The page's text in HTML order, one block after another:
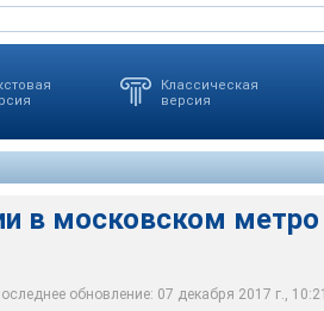
Классическая
версия
в московском метро
обновление: 07 декабря 2017 г., 10:21
Охотный ряд - Лубянка
Нигерии
совершено на почве расовых
"Земля в России" госпитализирован